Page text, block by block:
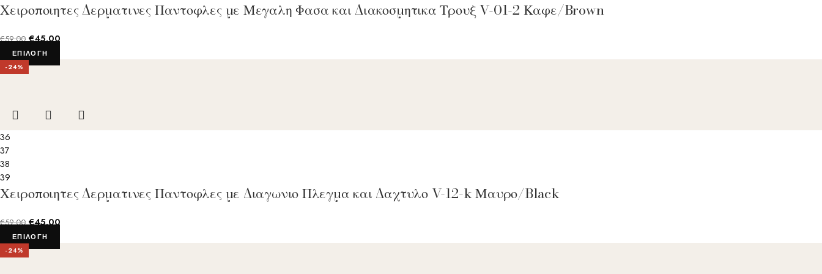
Χειροποιητες Δερματινες Παντοφλες με Μεγαλη Φασα και Διακοσμητικα Τρουξ V-01-2 Καφε/Brown
€59.00 €45.00
ΕΠΙΛΟΓΉ
-24%
36
37
38
39
Χειροποιητες Δερματινες Παντοφλες με Διαγωνιο Πλεγμα και Δαχτυλο V-12-k Μαυρο/Black
€59.00 €45.00
ΕΠΙΛΟΓΉ
-24%